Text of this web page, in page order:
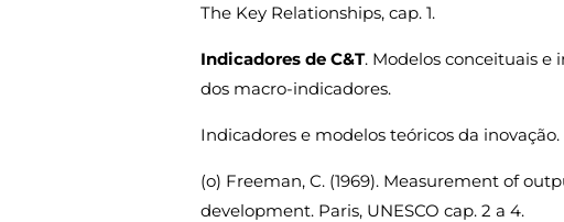
The Key Relationships, cap. 1.
Indicadores de C&T. Modelos conceituais e
dos macro-indicadores.
Indicadores e modelos teóricos da inovação.
(o) Freeman, C. (1969). Measurement of
development. Paris, UNESCO cap. 2 a 4.